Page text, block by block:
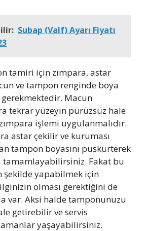
Subap (Valf) Ayarı Fiyatı
tamiri için zımpara, astar
ve tampon renginde boya
Macun
tekrar yüzeyin pürüzsüz hale
işlemi uygulanmalıdır.
astar çekilir ve kuruması
tampon boyasını püskürterek
Fakat bu
şekilde yapabilmek için
olması gerektiğini de
var. Aksi halde tamponunuzu
getirebilir ve servis
yaşayabilirsiniz.